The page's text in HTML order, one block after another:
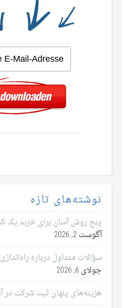
نوشته‌های تازه
پنج روش آسان برای خرید یک
آگوست 2, 2026
سؤالات متداول درباره
جولای 6, 2026
هزینه‌های پنهان ثبت شرکت در